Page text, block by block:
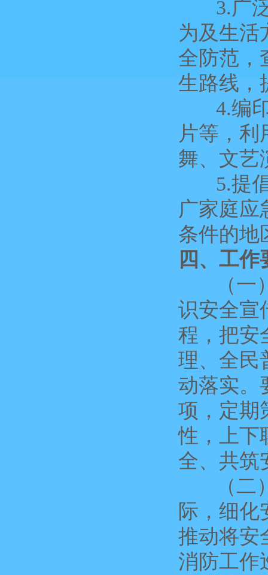
3.广泛
为及生活
全防范，
生路线，
4.编印
片等，
舞、文艺
5.提倡
广家庭应
条件的地
四、工作
（一）
识安全宣
程，把安
理、全民
动落实。
项，定期
性，上下
全、共筑
（二）
际，细化
推动将安
消防工作